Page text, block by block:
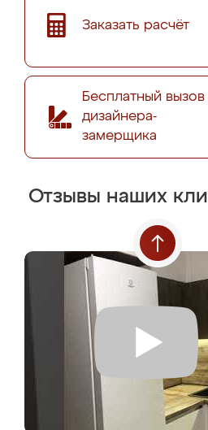
Заказать расчёт
Бесплатный вызов
дизайнера-
замерщика
Отзывы наших